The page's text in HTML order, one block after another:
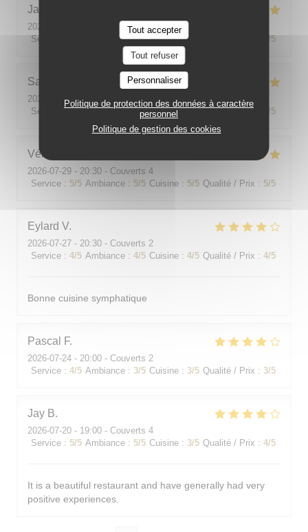
Tout accepter
Tout refuser
Personnaliser
Politique de protection des données à caractère
personnel
Politique de gestion des cookies
Jackie
2026-07-31
- 19:00 - Couverts 2
Service
Ambiance: 5/5 Cuisine: 5 /5
Sabine
2026-08-01 - 12:00 - Couverts 5
Service
: 5/5 Ambiance: 5/5 Cuisine: 5/5 Qualité / Prix /5
Véronique
2026-07-29 - 20:30 - Couverts 4
Service : 5/5 Ambiance : 5/5 Cuisine : 5/5 Qualité / Prix : 5/5
Eylard V
2026-07-27 - 20:30 - Couverts 2
Service : 4/5 Ambiance : 4/5 Cuisine : 4/5 Qualité / Prix : 4/5
Bonne cuisine symphatique
Pascal F
2026-07-24 - 20:00 - Couverts 2
Service : 4/5 Ambiance : 3/5 Cuisine : 3/5 Qualité / Prix : 3/5
Jay B
2026-07-20 - 19:00 - Couverts 4
Service : 5/5 Ambiance : 5/5 Cuisine : 3/5 Qualité / Prix : 4/5
It is a beautiful restaurant and have generally had very
positive experiences.